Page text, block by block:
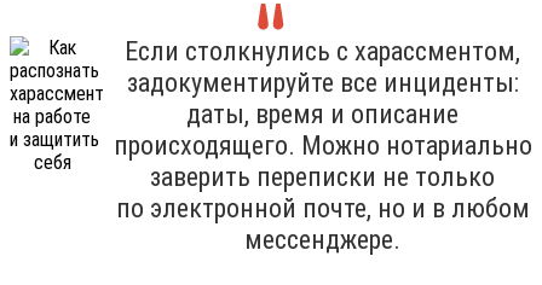
Если столкнулись с харассментом,
задокументируйте все инциденты:
даты, время и описание
происходящего. Можно нотариально
заверить переписки не только
по электронной почте, но и в любом
мессенджере.